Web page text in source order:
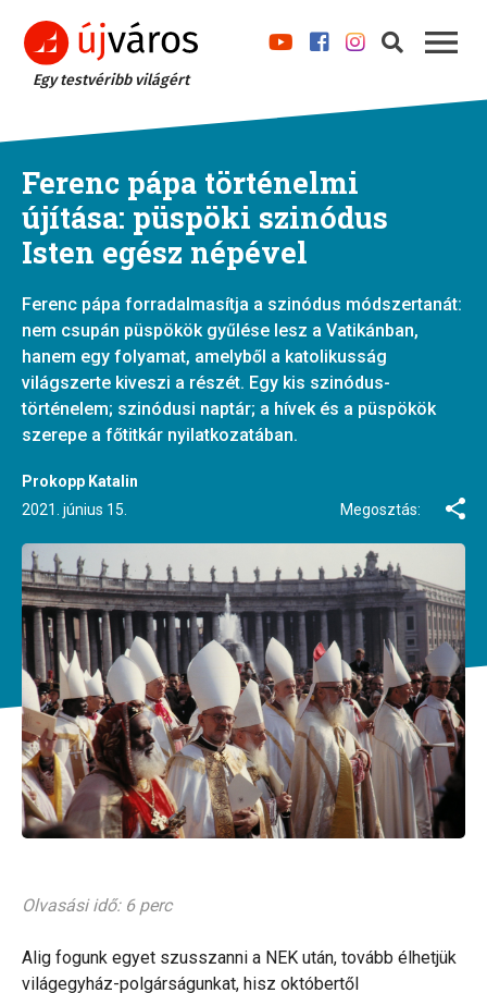
Egy testvéribb világért
Ferenc pápa történelmi
újítása: püspöki szinódus
Isten egész népével
Ferenc pápa forradalmasítja a szinódus módszertanát:
nem csupán püspökök gyűlése lesz a Vatikánban,
hanem egy folyamat, amelyből a katolikusság
világszerte kiveszi a részét. Egy kis szinódus-
történelem; szinódusi naptár; a hívek és a püspökök
szerepe a főtitkár nyilatkozatában.
Prokopp Katalin
2021. június 15.
Megosztás:
Olvasási idő: 6 perc
Alig fogunk egyet szusszanni a NEK után, tovább élhetjük
világegyház-polgárságunkat, hisz októbertől